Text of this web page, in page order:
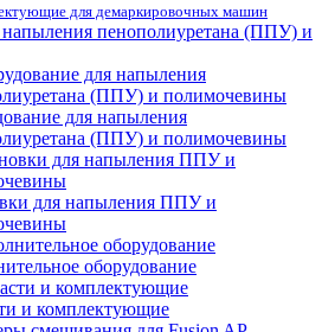
для демаркировочных машин
напыления пенополиуретана (ППУ) и
для напыления
(ППУ) и полимочевины
для напыления ППУ и
оборудование
и комплектующие